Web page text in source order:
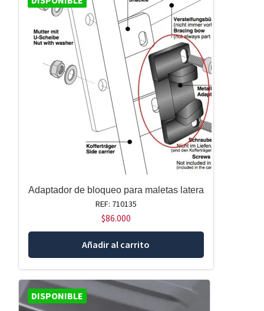
Adaptador de bloqueo para maletas latera
REF: 710135
$86.000
Añadir al carrito
DISPONIBLE